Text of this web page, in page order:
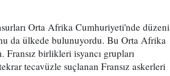
Orta Afrika Cumhuriyeti'nde düzeni
da ülkede bulunuyordu. Bu Orta Afrika
Fransız birlikleri isyancı grupları
tecavüzle suçlanan Fransız askerleri